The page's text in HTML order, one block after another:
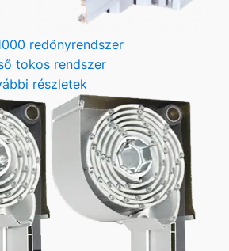
redőnyrendszer
tokos rendszer
részletek